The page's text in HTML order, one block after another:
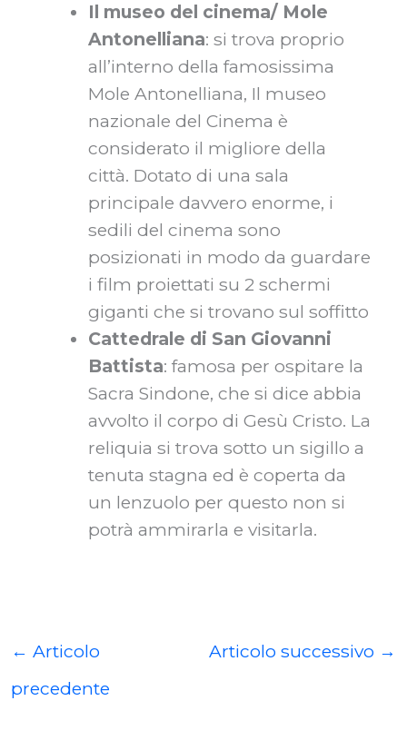
Il museo del cinema/ Mole
Antonelliana: si trova proprio
all’interno della famosissima
Mole Antonelliana, Il museo
nazionale del Cinema è
considerato il migliore della
città. Dotato di una sala
principale davvero enorme, i
sedili del cinema sono
posizionati in modo da guardare
i film proiettati su 2 schermi
giganti che si trovano sul soffitto
Cattedrale di San Giovanni
Battista: famosa per ospitare la
Sacra Sindone, che si dice abbia
avvolto il corpo di Gesù Cristo. La
reliquia si trova sotto un sigillo a
tenuta stagna ed è coperta da
un lenzuolo per questo non si
potrà ammirarla e visitarla.
← Articolo
precedente
Articolo successivo →